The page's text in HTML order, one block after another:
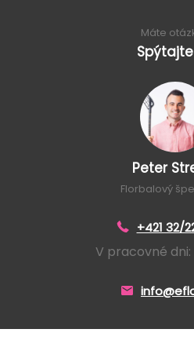
Máte
Peter
Florbalový
+421 32/
V pracovné dni: